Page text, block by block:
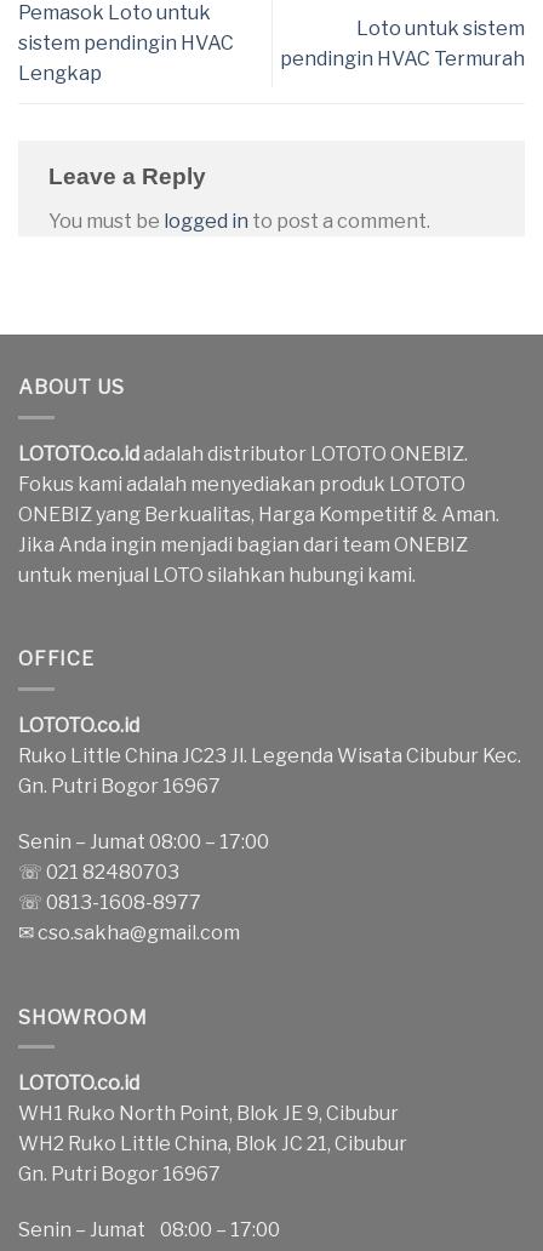
Pemasok Loto untuk
sistem pendingin HVAC
Lengkap
Loto untuk sistem
pendingin HVAC Termurah
Leave a Reply
You must be logged in to post a comment.
ABOUT US
LOTOTO.co.idadalah distributor LOTOTO ONEBIZ.
Fokus kami adalah menyediakan produk LOTOTO
ONEBIZ yang Berkualitas, Harga Kompetitif & Aman.
Jika Anda ingin menjadi bagian dari team ONEBIZ
untuk menjual LOTO silahkan hubungi kami.
OFFICE
LOTOTO.co.id
Ruko Little China JC23 Jl. Legenda Wisata Cibubur Kec.
Gn. Putri Bogor 16967
Senin – Jumat 08:00 – 17:00
☏ 021 82480703
☏ 0813-1608-8977
✉cso.sakha@gmail.com
SHOWROOM
LOTOTO.co.id
WH1 Ruko North Point, Blok JE 9, Cibubur
WH2 Ruko Little China, Blok JC 21, Cibubur
Gn. Putri Bogor 16967
Senin – Jumat 08:00 – 17:00